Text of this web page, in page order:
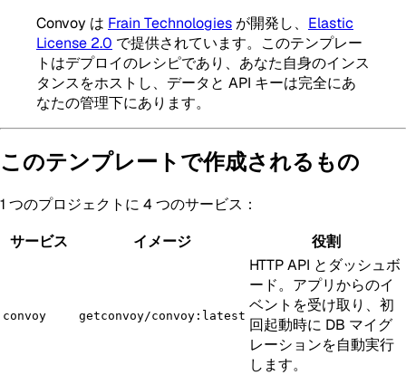
Convoy は Frain Technologies が開発し、 Elastic
License 2.0 で提供されています。このテンプレー
トはデプロイのレシピであり、あなた自身のインス
タンスをホストし、データと API キーは完全にあ
なたの管理下にあります。
このテンプレートで作成されるもの
1 つのプロジェクトに 4 つのサービス：
サービス
イメージ 役割
convoy getconvoy/convoy:latest
HTTP API とダッシュボ
ード。アプリからのイ
ベントを受け取り、初
回起動時に DB マイグ
レーションを自動実行
します。